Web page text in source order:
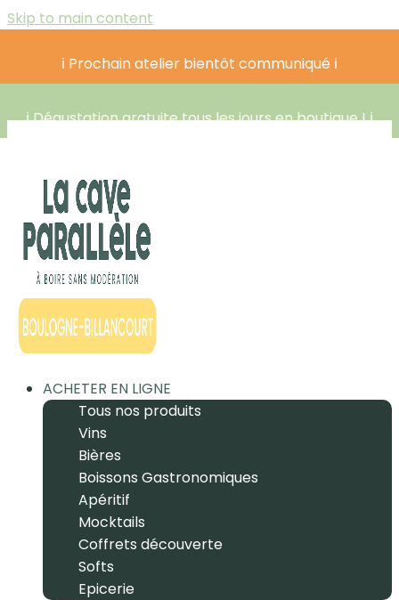
Skip to main content
ℹ️ Prochain atelier bientôt communiqué ℹ️
ℹ️ Dégustation gratuite tous les jours en boutique ! ℹ️
ACHETER EN LIGNE
Tous nos produits
Vins
Bières
Boissons Gastronomiques
Apéritif
Mocktails
Coffrets découverte
Softs
Epicerie